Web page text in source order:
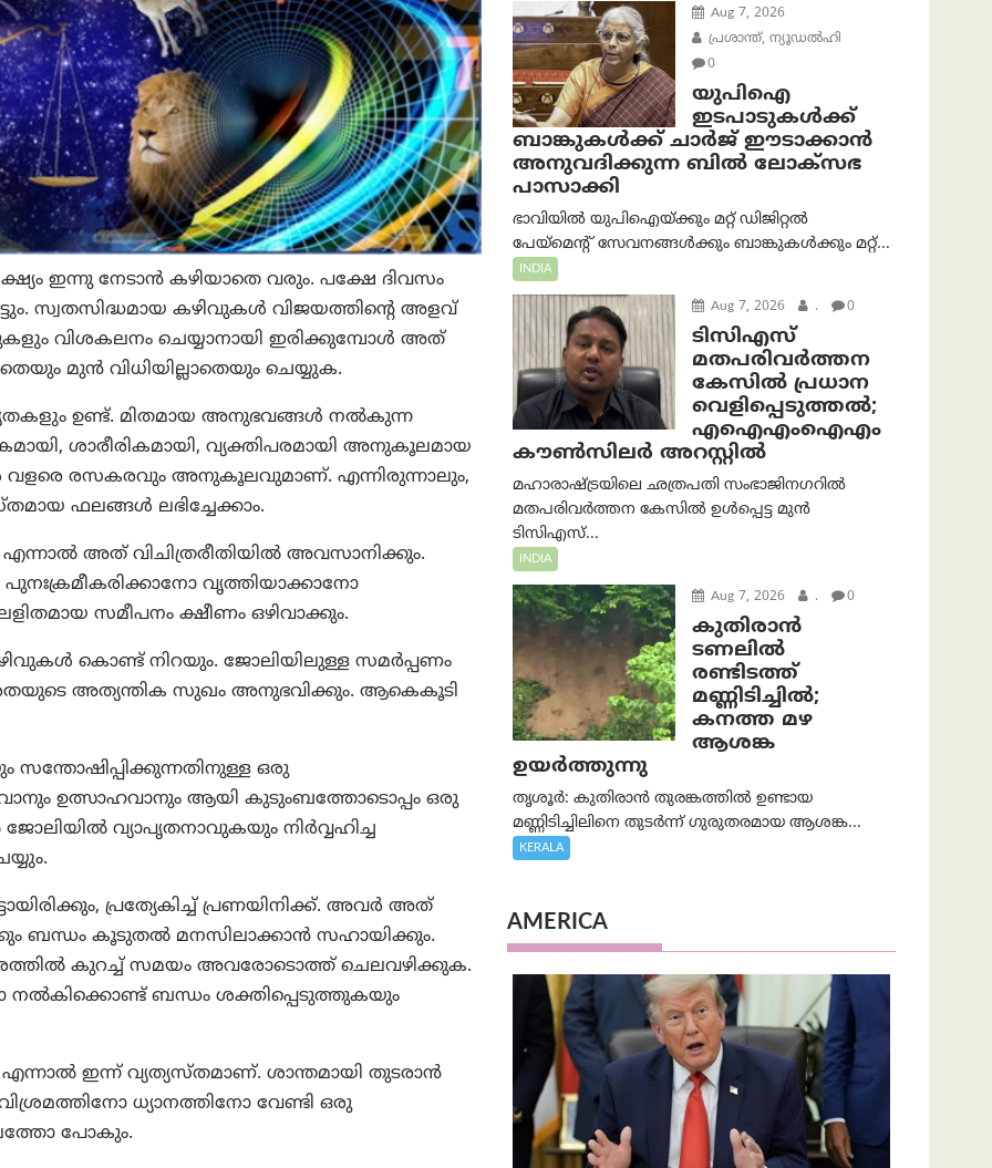
ഇന്നു നേടാൻ കഴിയാതെ വരും. പക്ഷേ ദിവസം
സ്വതസിദ്ധമായ കഴിവുകൾ വിജയത്തിന്‍റെ അളവ്‌
വിശകലനം ചെയ്യാനായി ഇരിക്കുമ്പോൾ അത്‌
മുൻ വിധിയില്ലാതെയും ചെയ്യുക.
ഉണ്ട്. മിതമായ അനുഭവങ്ങള്‍ നല്‍കുന്ന
ശാരീരികമായി, വ്യക്തിപരമായി അനുകൂലമായ
വളരെ രസകരവും അനുകൂലവുമാണ്. എന്നിരുന്നാലും,
ഫലങ്ങള്‍ ലഭിച്ചേക്കാം.
അത് വിചിത്രരീതിയിൽ അവസാനിക്കും.
വൃത്തിയാക്കാനോ
സമീപനം ക്ഷീണം ഒഴിവാക്കും.
കൊണ്ട് നിറയും. ജോലിയിലുള്ള സമർപ്പണം
അത്യന്തിക സുഖം അനുഭവിക്കും. ആകെകൂടി
ഒരു
ഉത്സാഹവാനും ആയി കുടുംബത്തോടൊപ്പം ഒരു
വ്യാപൃതനാവുകയും നിർവ്വഹിച്ച
പ്രത്യേകിച്ച് പ്രണയിനിക്ക്. അവർ അത്
ബന്ധം കൂടുതൽ മനസിലാക്കാൻ സഹായിക്കും.
കുറച്ച്‌ സമയം അവരോടൊത്ത് ചെലവഴിക്കുക.
ബന്ധം ശക്തിപ്പെടുത്തുകയും
എന്നാൽ ഇന്ന് വ്യത്യസ്‌തമാണ്. ശാന്തമായി തുടരാൻ
ധ്യാനത്തിനോ വേണ്ടി ഒരു
പോകും.
Aug 7, 2026
പ്രശാന്ത്, ന്യൂഡല്‍ഹി
0
യുപിഐ
ഇടപാടുകൾക്ക്
ബാങ്കുകൾക്ക് ചാർജ് ഈടാക്കാൻ
അനുവദിക്കുന്ന ബിൽ ലോക്‌സഭ
പാസാക്കി
ഭാവിയിൽ യുപിഐയ്ക്കും മറ്റ് ഡിജിറ്റൽ
പേയ്‌മെന്റ് സേവനങ്ങൾക്കും ബാങ്കുകൾക്കും മറ്റ്...
INDIA
Aug 7, 2026 . 0
ടിസിഎസ്
മതപരിവർത്തന
കേസിൽ പ്രധാന
വെളിപ്പെടുത്തൽ;
എഐഎംഐഎം
കൗൺസിലർ അറസ്റ്റിൽ
മഹാരാഷ്ട്രയിലെ ഛത്രപതി സംഭാജിനഗറിൽ
മതപരിവർത്തന കേസിൽ ഉൾപ്പെട്ട മുൻ
ടിസിഎസ്...
INDIA
Aug 7, 2026 . 0
കുതിരാൻ
ടണലിൽ
രണ്ടിടത്ത്
മണ്ണിടിച്ചിൽ;
കനത്ത മഴ
ആശങ്ക
ഉയർത്തുന്നു
തൃശൂർ: കുതിരാൻ തുരങ്കത്തിൽ ഉണ്ടായ
മണ്ണിടിച്ചിലിനെ തുടർന്ന് ഗുരുതരമായ ആശങ്ക...
KERALA
AMERICA